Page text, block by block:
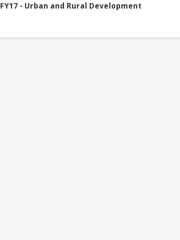
FY17 - Urban and Rural Development